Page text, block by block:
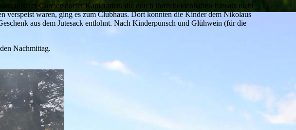
unserer Cunnersdorfer Kameraden, die durch ihren heldenhaften Einsatz nicht
verspeist waren, ging es zum Clubhaus. Dort konnten die Kinder dem Nikolaus
aus dem Jutesack entlohnt. Nach Kinderpunsch und Glühwein (für die
Nachmittag.